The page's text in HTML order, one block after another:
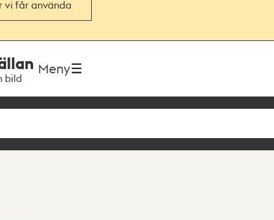
vi får använda
bild
Meny